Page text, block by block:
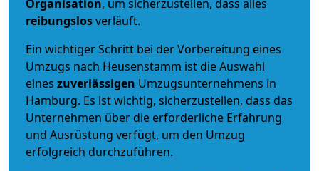
Organisation, um sicherzustellen, dass alles
reibungslosverläuft.
Ein wichtiger Schritt bei der Vorbereitung eines
Umzugs nach Heusenstamm ist die Auswahl
eines zuverlässigen Umzugsunternehmens in
Hamburg. Es ist wichtig, sicherzustellen, dass das
Unternehmen über die erforderliche Erfahrung
und Ausrüstung verfügt, um den Umzug
erfolgreich durchzuführen.